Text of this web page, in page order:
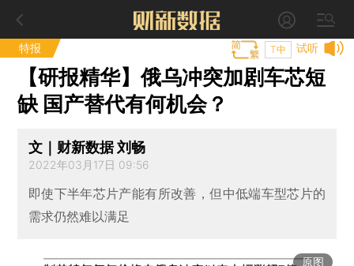
特报 试听
T中
【研报精华】俄乌冲突加剧车芯短
缺 国产替代有何机会？
文｜财新数据 刘畅
2022年03月17日 09:56
即使下半年芯片产能有所改善，但中低端车型芯片的
需求仍然难以满足
原图